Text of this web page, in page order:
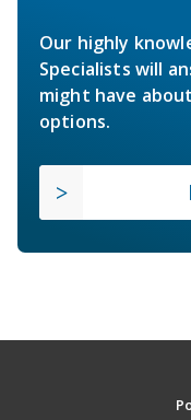
Our highly
Specialists will
might have
options.